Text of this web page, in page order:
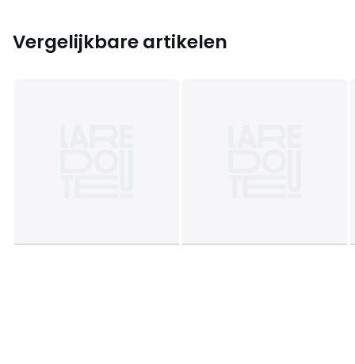
Vergelijkbare artikelen